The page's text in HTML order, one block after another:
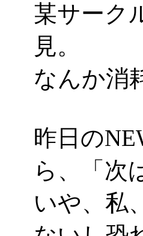
某サーク
見。
なんか消
昨日の
ら、「次
いや、私